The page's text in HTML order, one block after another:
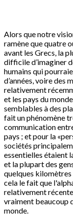
Alors que notre
ramène que quatre
avant les Grecs, la
difficile d’imaginer
humains qui
d’années, voire des
relativement
et les pays du
semblables à des
fait un phénomène
communication
pays ; et pour la
sociétés
essentielles étaient
et la plupart des
quelques kilomètres
cela le fait que
relativement
vraiment beaucoup
monde.